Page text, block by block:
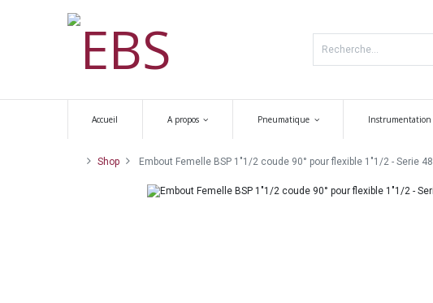
Accueil A propos Pneumatique Instrumentation
Shop Embout Femelle BSP 1"1/2 coude 90° pour flexible 1"1/2 - Serie 48